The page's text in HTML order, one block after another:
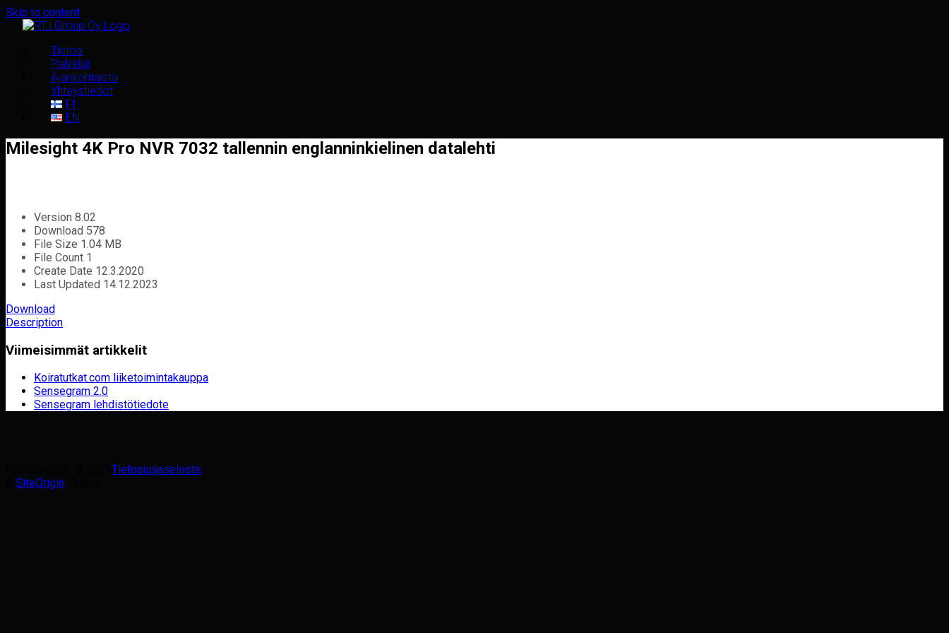
Skip to content
Tietoa
Palvelut
Ajankohtaista
Yhteystiedot
FI
EN
Milesight 4K Pro NVR 7032 tallennin englanninkielinen datalehti
Version 8.02
Download 578
File Size 1.04 MB
File Count 1
Create Date 12.3.2020
Last Updated 14.12.2023
Download
Description
Viimeisimmät artikkelit
Koiratutkat.com liiketoimintakauppa
Sensegram 2.0
Sensegram lehdistötiedote
Tietosuojaseloste
SiteOrigin